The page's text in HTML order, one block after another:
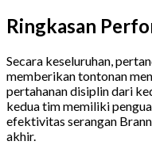
Ringkasan
Secara keseluruhan,
memberikan tontonan
pertahanan disiplin dari
kedua tim memiliki
efektivitas serangan
akhir.